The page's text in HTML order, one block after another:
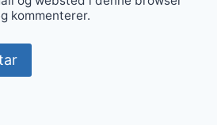
kommenterer.